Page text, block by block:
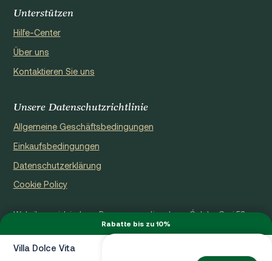
Rabatte bis zu 10%
Villa Dolce Vita
Unterstützen
Hilfe-Center
Über uns
Kontaktieren Sie uns
Unsere Datenschutzrichtlinie
Allgemeine Geschäftsbedingungen
Einkaufsbedingungen
Datenschutzerklärung
Cookie Policy
Website registriert von Domus properties d.o.o., Ćaleta-Cari 53a,
HR - 22000, Croatia | VAT ID: HR97941229837
Ⓒ 2026 RLVC. Alle Rechte vorbehalten.